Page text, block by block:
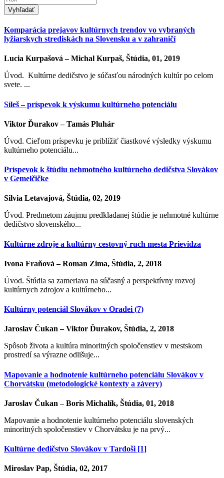
Vyhľadať
Komparácia prejavov kultúrnych trendov vo vybraných
lyžiarskych strediskách na Slovensku a v zahraničí
Lucia Kurpašová – Michal Kurpaš, Štúdia, 01, 2019
Úvod. Kultúrne dedičstvo je súčasťou národných kultúr po celom
svete. ...
Síleš – príspevok k výskumu kultúrneho potenciálu
Viktor Ďurakov – Tamás Pluhár
Úvod. Cieľom príspevku je priblížiť čiastkové výsledky výskumu
kultúrneho potenciálu...
Príspevok k štúdiu nehmotného kultúrneho dedičstva Slovákov
v Gemelčičke
Silvia Letavajová, Štúdia, 02, 2019
Úvod. Predmetom záujmu predkladanej štúdie je nehmotné kultúrne
dedičstvo slovenského...
Kultúrne zdroje a kultúrny cestovný ruch mesta Prievidza
Ivona Fraňová – Roman Zima, Štúdia, 2, 2018
Úvod. Štúdia sa zameriava na súčasný a perspektívny rozvoj
kultúrnych zdrojov a kultúrneho...
Kultúrny potenciál Slovákov v Oradei (7)
Jaroslav Čukan – Viktor Ďurakov, Štúdia, 2, 2018
Spôsob života a kultúra minoritných spoločenstiev v mestskom
prostredí sa výrazne odlišuje...
Mapovanie a hodnotenie kultúrneho potenciálu Slovákov v
Chorvátsku (metodologické kontexty a závery)
Jaroslav Čukan – Boris Michalík, Štúdia, 01, 2018
Mapovanie a hodnotenie kultúrneho potenciálu slovenských
minoritných spoločenstiev v Chorvátsku je na prvý...
Kultúrne dedičstvo Slovákov v Tardoši [1]
Miroslav Pap, Štúdia, 02, 2017